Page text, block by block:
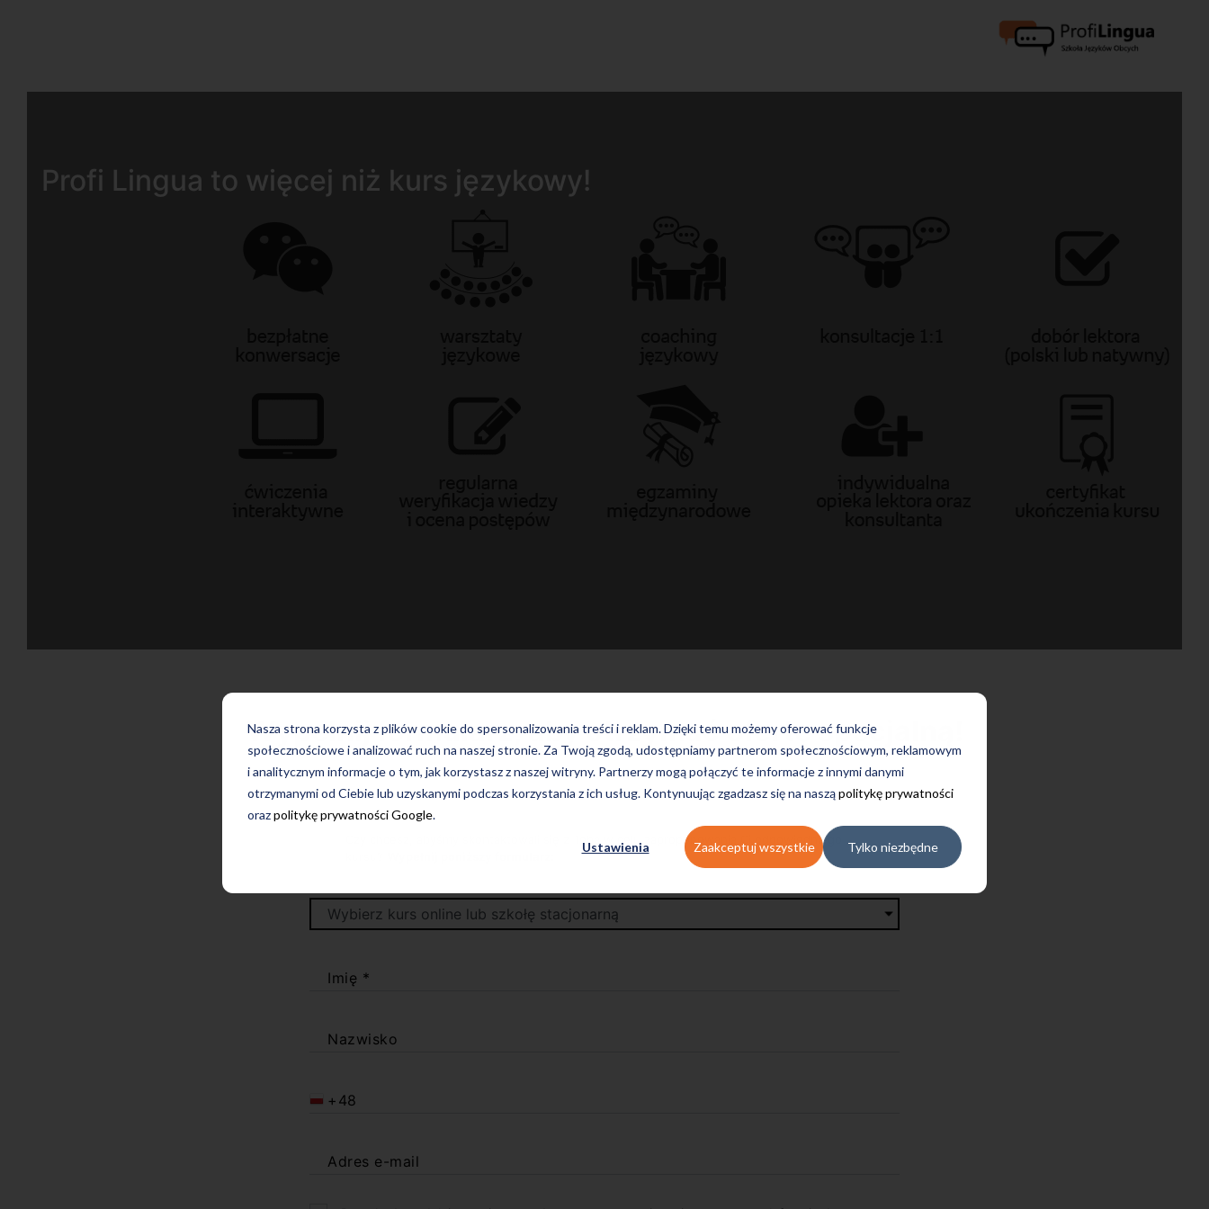
Nasza strona korzysta z plików cookie do spersonalizowania treści i reklam. Dzięki temu możemy oferować funkcje
społecznościowe i analizować ruch na naszej stronie. Za Twoją zgodą, udostępniamy partnerom społecznościowym, reklamowym
i analitycznym informacje o tym, jak korzystasz z naszej witryny. Partnerzy mogą połączyć te informacje z innymi danymi
otrzymanymi od Ciebie lub uzyskanymi podczas korzystania z ich usług. Kontynuując zgadzasz się na nasząpolitykę prywatności
orazpolitykę prywatności Google.
Ustawienia Zaakceptuj wszystkie Tylko niezbędne
Profi Lingua to więcej niż kurs językowy!
Wypełnij formularz, aby otrzymać ofertę specjalną!
Czy chcesz, abyśmy skontaktowali się z Tobą w celu zaproponowania Ci odpowiedniego
Imię *
Nazwisko
+48
Adres e-mail